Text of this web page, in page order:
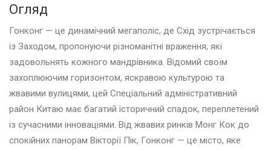
Огляд
Гонконг — це динамічний мегаполіс, де Схід зустрічається
із Заходом, пропонуючи різноманітні враження, які
задовольнять кожного мандрівника. Відомий своїм
захоплюючим горизонтом, яскравою культурою та
жвавими вулицями, цей Спеціальний адміністративний
район Китаю має багатий історичний спадок, переплетений
із сучасними інноваціями. Від жвавих ринків Монг Кок до
спокійних панорам Вікторії Пік, Гонконг — це місто, яке